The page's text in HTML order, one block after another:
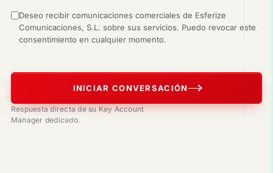
Deseo recibir comunicaciones comerciales de Esferize
Comunicaciones, S.L. sobre sus servicios. Puedo revocar este
consentimiento en cualquier momento.
INICIAR CONVERSACIÓN
Respuesta directa de su Key Account
Manager dedicado.